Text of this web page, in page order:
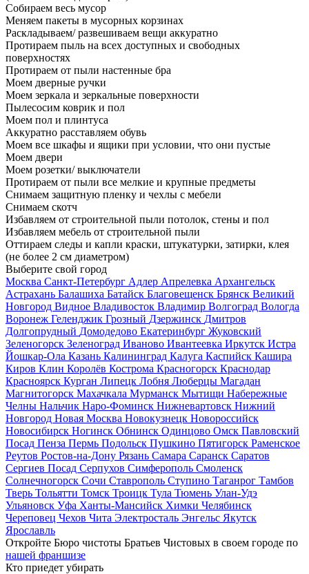
Собираем весь мусор
Меняем пакеты в мусорных корзинах
Раскладываем/ развешиваем вещи аккуратно
Протираем пыль на всех доступных и свободных
поверхностях
Протираем от пыли настенные бра
Моем дверные ручки
Моем зеркала и зеркальные поверхности
Пылесосим коврик и пол
Моем пол и плинтуса
Аккуратно расставляем обувь
Моем все шкафы и ящики при условии, что они пустые
Моем двери
Моем розетки/ выключатели
Протираем от пыли все мелкие и крупные предметы
Снимаем защитную пленку и чехлы с мебели
Снимаем скотч
Избавляем от строительной пыли потолок, стены и пол
Избавляем мебель от строительной пыли
Оттираем следы и капли краски, штукатурки, затирки, клея
(не более 2 см диаметром)
Выберите свой город
Москва Санкт-Петербург Адлер Апрелевка Архангельск
Астрахань Балашиха Батайск Благовещенск Брянск Великий
Новгород Видное Владивосток Владимир Волгоград Вологда
Воронеж Геленджик Грозный Дзержинск Дмитров
Долгопрудный Домодедово Екатеринбург Жуковский
Зеленогорск Зеленоград Иваново Ивантеевка Иркутск Истра
Йошкар-Ола Казань Калининград Калуга Каспийск Кашира
Киров Клин Королёв Кострома Красногорск Краснодар
Красноярск Курган Липецк Лобня Люберцы Магадан
Магнитогорск Махачкала Мурманск Мытищи Набережные
Челны Нальчик Наро-Фоминск Нижневартовск Нижний
Новгород Новая Москва Новокузнецк Новороссийск
Новосибирск Ногинск Обнинск Одинцово Омск Павловский
Посад Пенза Пермь Подольск Пушкино Пятигорск Раменское
Реутов Ростов-на-Дону Рязань Самара Саранск Саратов
Сергиев Посад Серпухов Симферополь Смоленск
Солнечногорск Сочи Ставрополь Ступино Таганрог Тамбов
Тверь Тольятти Томск Троицк Тула Тюмень Улан-Удэ
Ульяновск Уфа Ханты-Мансийск Химки Челябинск
Череповец Чехов Чита Электросталь Энгельс Якутск
Ярославль
Откройте Бюро чистоты Братьев Чистовых в своем городе по
нашей франшизе
Кто приедет убирать